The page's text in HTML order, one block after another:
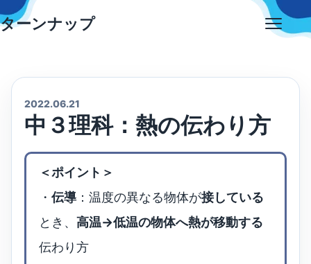
Skip
to
ターンナップ
2022.06.21
中３理科：熱の伝わり方
＜ポイント＞
・ 伝導 ：温度の異なる物体が接している
とき、 高温→低温の物体へ熱が移動する
伝わり方